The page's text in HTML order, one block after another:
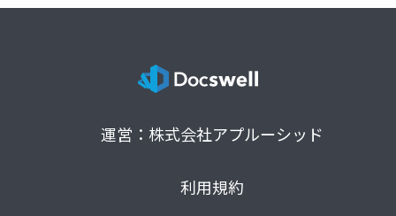
運営：株式会社アプルーシッド
利用規約